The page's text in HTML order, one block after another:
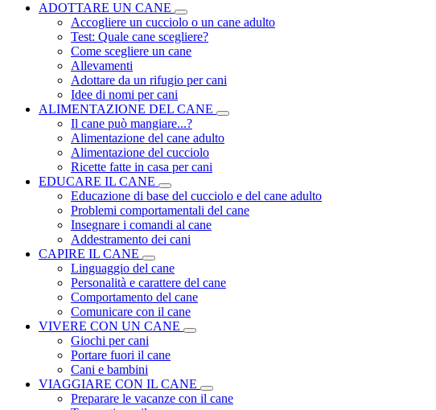
ADOTTARE UN CANE
Accogliere un cucciolo o un cane adulto
Test: Quale cane scegliere?
Come scegliere un cane
Allevamenti
Adottare da un rifugio per cani
Idee di nomi per cani
ALIMENTAZIONE DEL CANE
Il cane può mangiare...?
Alimentazione del cane adulto
Alimentazione del cucciolo
Ricette fatte in casa per cani
EDUCARE IL CANE
Educazione di base del cucciolo e del cane adulto
Problemi comportamentali del cane
Insegnare i comandi al cane
Addestramento dei cani
CAPIRE IL CANE
Linguaggio del cane
Personalità e carattere del cane
Comportamento del cane
Comunicare con il cane
VIVERE CON UN CANE
Giochi per cani
Portare fuori il cane
Cani e bambini
VIAGGIARE CON IL CANE
Preparare le vacanze con il cane